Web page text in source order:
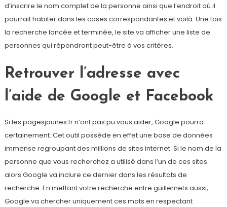
d’inscrire le nom complet de la personne ainsi que l’endroit où il
pourrait habiter dans les cases correspondantes et voilà. Une fois
la recherche lancée et terminée, le site va afficher une liste de
personnes qui répondront peut-être à vos critères.
Retrouver l’adresse avec
l’aide de Google et Facebook
Si les pagesjaunes.fr n’ont pas pu vous aider, Google pourra
certainement. Cet outil possède en effet une base de données
immense regroupant des millions de sites internet. Si le nom de la
personne que vous recherchez a utilisé dans l’un de ces sites
alors Google va inclure ce dernier dans les résultats de
recherche. En mettant votre recherche entre guillemets aussi,
Google va chercher uniquement ces mots en respectant